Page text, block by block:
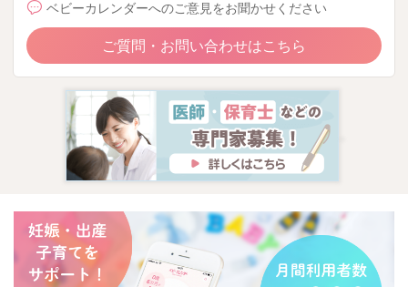
ベビーカレンダーへのご意見をお聞かせください
ご質問・お問い合わせはこちら